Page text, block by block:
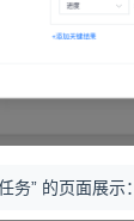
务” 的页面展示：